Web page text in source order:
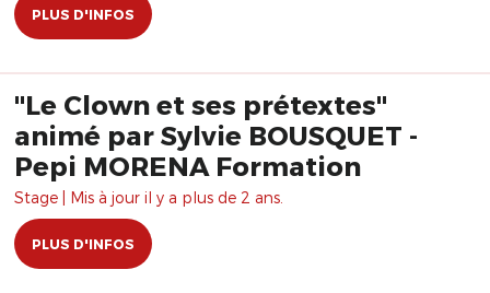
PLUS D'INFOS
"Le Clown et ses prétextes"
animé par Sylvie BOUSQUET -
Pepi MORENA Formation
Stage | Mis à jour il y a plus de 2 ans.
PLUS D'INFOS